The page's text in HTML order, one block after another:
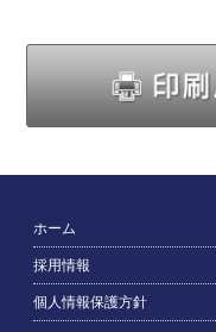
ホーム
採用情報
個人情報保護方針